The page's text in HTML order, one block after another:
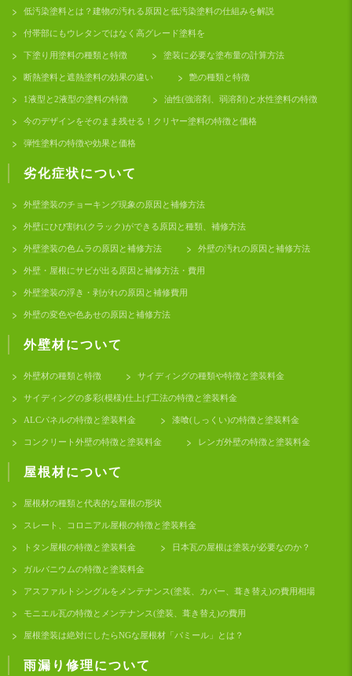
低汚染塗料とは？建物の汚れる原因と低汚染塗料の仕組みを解説
付帯部にもウレタンではなく高グレード塗料を
下塗り用塗料の種類と特徴 塗装に必要な塗布量の計算方法
断熱塗料と遮熱塗料の効果の違い 艶の種類と特徴
1液型と2液型の塗料の特徴 油性(強溶剤、弱溶剤)と水性塗料の特徴
今のデザインをそのまま残せる！クリヤー塗料の特徴と価格
弾性塗料の特徴や効果と価格
劣化症状について
外壁塗装のチョーキング現象の原因と補修方法
外壁にひび割れ(クラック)ができる原因と種類、補修方法
外壁塗装の色ムラの原因と補修方法 外壁の汚れの原因と補修方法
外壁・屋根にサビが出る原因と補修方法・費用
外壁塗装の浮き・剥がれの原因と補修費用
外壁の変色や色あせの原因と補修方法
外壁材について
外壁材の種類と特徴 サイディングの種類や特徴と塗装料金
サイディングの多彩(模様)仕上げ工法の特徴と塗装料金
ALCパネルの特徴と塗装料金 漆喰(しっくい)の特徴と塗装料金
コンクリート外壁の特徴と塗装料金 レンガ外壁の特徴と塗装料金
屋根材について
屋根材の種類と代表的な屋根の形状
スレート、コロニアル屋根の特徴と塗装料金
トタン屋根の特徴と塗装料金 日本瓦の屋根は塗装が必要なのか？
ガルバニウムの特徴と塗装料金
アスファルトシングルをメンテナンス(塗装、カバー、葺き替え)の費用相場
モニエル瓦の特徴とメンテナンス(塗装、葺き替え)の費用
屋根塗装は絶対にしたらNGな屋根材「パミール」とは？
雨漏り修理について